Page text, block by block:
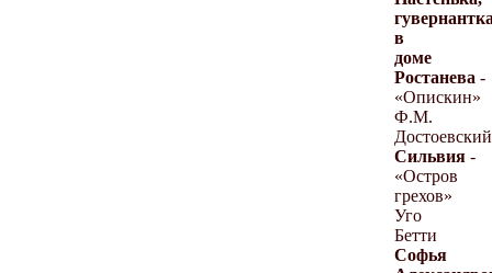
в
доме
Ростанева -
«Опискин»
Ф.М.
Достоевский
Сильвия -
«Остров
грехов»
Уго
Бетти
Софья